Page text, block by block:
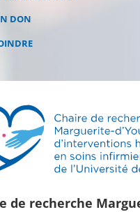
DON
de recherche